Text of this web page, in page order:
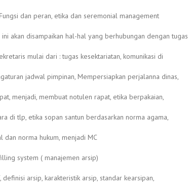
dan peran, etika dan seremonial management
akan disampaikan hal-hal yang berhubungan dengan tugas
mulai dari : tugas kesektariatan, komunikasi di
jadwal pimpinan, Mempersiapkan perjalanna dinas,
menjadi, membuat notulen rapat, etika berpakaian,
di tlp, etika sopan santun berdasarkan norma agama,
dan norma hukum, menjadi MC
system ( manajemen arsip)
definisi arsip, karakteristik arsip, standar kearsipan,